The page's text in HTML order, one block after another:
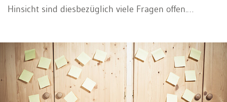
Hinsicht sind diesbezüglich viele Fragen offen.